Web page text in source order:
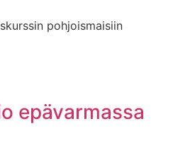
pohjoismaisiin
epävarmassa